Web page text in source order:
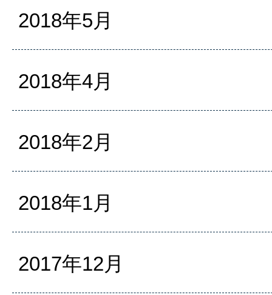
2018年5月
2018年4月
2018年2月
2018年1月
2017年12月